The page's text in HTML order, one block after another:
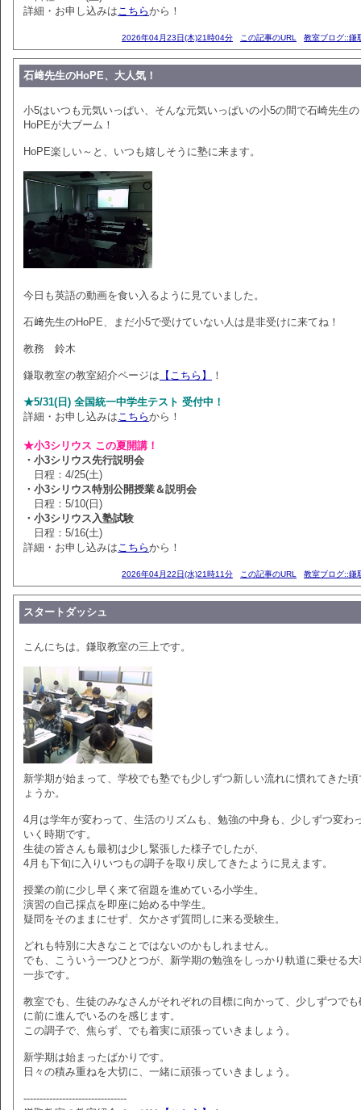
詳細・お申し込みはこちらから！
2026年04月23日(木)21時04分 この記事のURL 教室ブログ::鎌
石﨑先生のHoPE、大人気！
小5はいつも元気いっぱい、そんな元気いっぱいの小5の間で石崎先生の
HoPEが大ブーム！
HoPE楽しい～と、いつも嬉しそうに塾に来ます。
今日も英語の動画を食い入るように見ていました。
石﨑先生のHoPE、まだ小5で受けていない人は是非受けに来てね！
教務 鈴木
鎌取教室の教室紹介ページは 【こちら】 ！
★5/31(日) 全国統一中学生テスト 受付中！
詳細・お申し込みはこちらから！
★小3シリウス この夏開講！
・小3シリウス先行説明会
日程：4/25(土)
・小3シリウス特別公開授業＆説明会
日程：5/10(日)
・小3シリウス入塾試験
日程：5/16(土)
詳細・お申し込みはこちらから！
2026年04月22日(水)21時11分 この記事のURL 教室ブログ::鎌
スタートダッシュ
こんにちは。鎌取教室の三上です。
新学期が始まって、学校でも塾でも少しずつ新しい流れに慣れてきた頃
ょうか。
4月は学年が変わって、生活のリズムも、勉強の中身も、少しずつ変わ
いく時期です。
生徒の皆さんも最初は少し緊張した様子でしたが、
4月も下旬に入りいつもの調子を取り戻してきたように見えます。
授業の前に少し早く来て宿題を進めている小学生。
演習の自己採点を即座に始める中学生。
疑問をそのままにせず、欠かさず質問しに来る受験生。
どれも特別に大きなことではないのかもしれません。
でも、こういう一つひとつが、新学期の勉強をしっかり軌道に乗せる大
一歩です。
教室でも、生徒のみなさんがそれぞれの目標に向かって、少しずつでも
に前に進んでいるのを感じます。
この調子で、焦らず、でも着実に頑張っていきましょう。
新学期は始まったばかりです。
日々の積み重ねを大切に、一緒に頑張っていきましょう。
--------------------------------